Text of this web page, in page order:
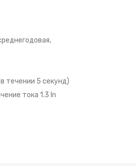
течении 5 секунд)
тока 1.3 In